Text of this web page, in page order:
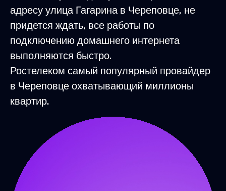
адресу улица Гагарина в Череповце, не
придется ждать, все работы по
подключению домашнего интернета
выполняются быстро.
Ростелеком самый популярный провайдер
в Череповце охватывающий миллионы
квартир.